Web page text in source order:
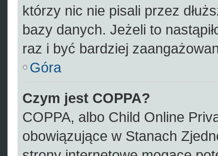
którzy nic nie pisali przez
bazy danych. Jeżeli to
raz i być bardziej
Góra
Czym jest COPPA?
COPPA, albo Child Online
obowiązujące w Stanach